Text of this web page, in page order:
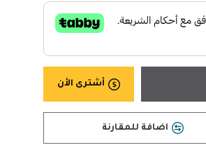
أشترى الأن
اضافة للمقارنة